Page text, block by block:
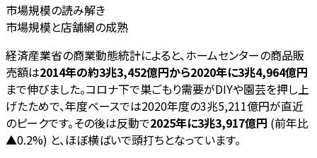
市場規模の読み解き
市場規模と店舗網の成熟
経済産業省の商業動態統計によると、ホームセンターの商品販
売額は2014年の約3兆3,452億円から2020年に3兆4,964億円
まで伸びました。コロナ下で巣ごもり需要がDIYや園芸を押し上
げたためで、年度ベースでは2020年度の3兆5,211億円が直近
のピークです。その後は反動で2025年に3兆3,917億円 (前年比
▲0.2%) と、ほぼ横ばいで頭打ちとなっています。